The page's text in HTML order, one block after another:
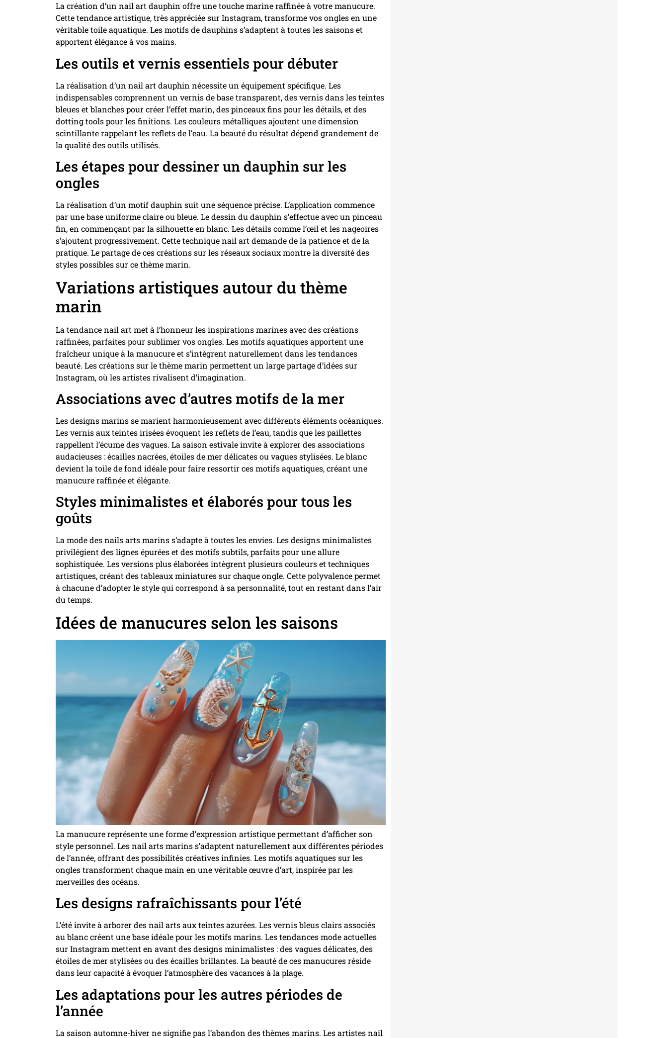
La création d’un nail art dauphin offre une touche marine raffinée à votre manucure.
Cette tendance artistique, très appréciée sur Instagram, transforme vos ongles en une
véritable toile aquatique. Les motifs de dauphins s’adaptent à toutes les saisons et
apportent élégance à vos mains.
Les outils et vernis essentiels pour débuter
La réalisation d’un nail art dauphin nécessite un équipement spécifique. Les
indispensables comprennent un vernis de base transparent, des vernis dans les teintes
bleues et blanches pour créer l’effet marin, des pinceaux fins pour les détails, et des
dotting tools pour les finitions. Les couleurs métalliques ajoutent une dimension
scintillante rappelant les reflets de l’eau. La beauté du résultat dépend grandement de
la qualité des outils utilisés.
Les étapes pour dessiner un dauphin sur les
ongles
La réalisation d’un motif dauphin suit une séquence précise. L’application commence
par une base uniforme claire ou bleue. Le dessin du dauphin s’effectue avec un pinceau
fin, en commençant par la silhouette en blanc. Les détails comme l’œil et les nageoires
s’ajoutent progressivement. Cette technique nail art demande de la patience et de la
pratique. Le partage de ces créations sur les réseaux sociaux montre la diversité des
styles possibles sur ce thème marin.
Variations artistiques autour du thème
marin
La tendance nail art met à l’honneur les inspirations marines avec des créations
raffinées, parfaites pour sublimer vos ongles. Les motifs aquatiques apportent une
fraîcheur unique à la manucure et s’intègrent naturellement dans les tendances
beauté. Les créations sur le thème marin permettent un large partage d’idées sur
Instagram, où les artistes rivalisent d’imagination.
Associations avec d’autres motifs de la mer
Les designs marins se marient harmonieusement avec différents éléments océaniques.
Les vernis aux teintes irisées évoquent les reflets de l’eau, tandis que les paillettes
rappellent l’écume des vagues. La saison estivale invite à explorer des associations
audacieuses : écailles nacrées, étoiles de mer délicates ou vagues stylisées. Le blanc
devient la toile de fond idéale pour faire ressortir ces motifs aquatiques, créant une
manucure raffinée et élégante.
Styles minimalistes et élaborés pour tous les
goûts
La mode des nails arts marins s’adapte à toutes les envies. Les designs minimalistes
privilégient des lignes épurées et des motifs subtils, parfaits pour une allure
sophistiquée. Les versions plus élaborées intègrent plusieurs couleurs et techniques
artistiques, créant des tableaux miniatures sur chaque ongle. Cette polyvalence permet
à chacune d’adopter le style qui correspond à sa personnalité, tout en restant dans l’air
du temps.
Idées de manucures selon les saisons
La manucure représente une forme d’expression artistique permettant d’afficher son
style personnel. Les nail arts marins s’adaptent naturellement aux différentes périodes
de l’année, offrant des possibilités créatives infinies. Les motifs aquatiques sur les
ongles transforment chaque main en une véritable œuvre d’art, inspirée par les
merveilles des océans.
Les designs rafraîchissants pour l’été
L’été invite à arborer des nail arts aux teintes azurées. Les vernis bleus clairs associés
au blanc créent une base idéale pour les motifs marins. Les tendances mode actuelles
sur Instagram mettent en avant des designs minimalistes : des vagues délicates, des
étoiles de mer stylisées ou des écailles brillantes. La beauté de ces manucures réside
dans leur capacité à évoquer l’atmosphère des vacances à la plage.
Les adaptations pour les autres périodes de
l’année
La saison automne-hiver ne signifie pas l’abandon des thèmes marins. Les artistes nail